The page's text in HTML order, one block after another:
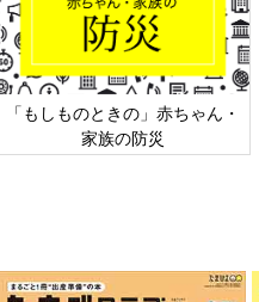
「もしものときの」赤ちゃん・
家族の防災